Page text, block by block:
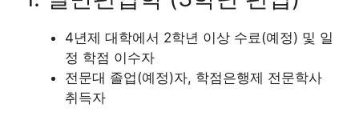
4년제 대학에서 2학년 이상 수료(예정) 및 일
정 학점 이수자
전문대 졸업(예정)자, 학점은행제 전문학사
취득자